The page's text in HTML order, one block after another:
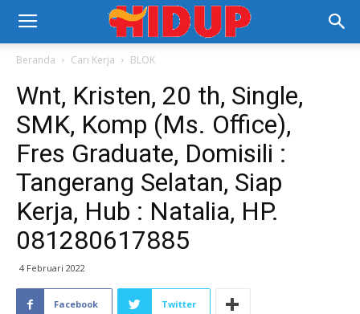
Beranda Cari Kerja BLOK
Wnt, Kristen, 20 th, Single,
SMK, Komp (Ms. Office),
Fres Graduate, Domisili :
Tangerang Selatan, Siap
Kerja, Hub : Natalia, HP.
081280617885
4 Februari 2022
Facebook Twitter